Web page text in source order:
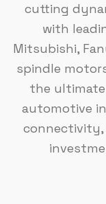
cutting
with
Mitsubishi,
spindle
the
automotive
connectivity,